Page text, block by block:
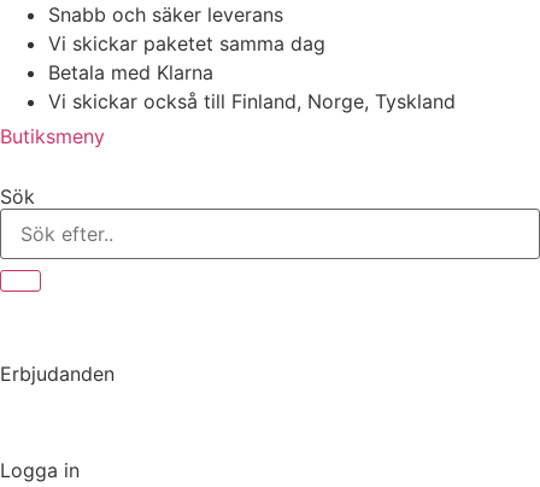
Hoppa
innehåll
Snabb och säker leverans
Vi skickar paketet samma dag
Betala med Klarna
Vi skickar också till Finland, Norge, Tyskland
Butiksmeny
Sök
Erbjudanden
Logga in